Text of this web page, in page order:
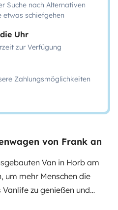
Suche nach Alternativen
etwas schiefgehen
Uhr
zur Verfügung
Zahlungsmöglichkeiten
von Frank an
Van in Horb am
um mehr Menschen die
zu genießen und
für bis zu 2 Personen